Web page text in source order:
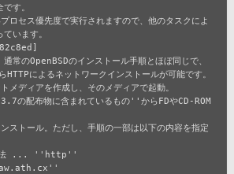
す。
ロセス優先度で実行されますので、他のタスクによ
います。
常のOpenBSDのインストール手順とほぼ同じで、
によるネットワークインストールが可能です。
メディアを作成し、そのメディアで起動。
の配布物に含まれているもの''からFDやCD-ROM
ストール。ただし、手順の一部は以下の内容を指定
方法 ... ''http''